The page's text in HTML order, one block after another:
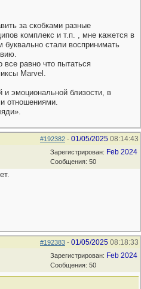
за скобками разные
комплекс и т.п. , мне кажется в
буквально стали воспринимать
равно что пытаться
Marvel.
и эмоциональной близости, в
отношениями.
#192382 - 01/05/2025 08:14:43
Зарегистрирован: Feb 2024
Сообщения: 50
#192383 - 01/05/2025 08:18:33
Зарегистрирован: Feb 2024
Сообщения: 50